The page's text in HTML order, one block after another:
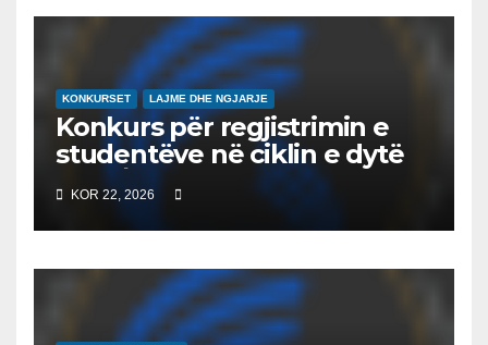
EDUKIMIN DIGJITAL DHE
QYTETARINË GLOBALE
KONKURSET LAJME DHE NGJARJE
Konkurs për regjistrimin e
studentëve në ciklin e dytë
2026/2027 – Конкурс за
запишување на студенти
на втор циклус студии за
2026/2027
KOR 22, 2026